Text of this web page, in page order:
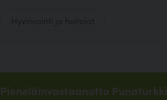
Pieneläinvastaanotto Punaturkki